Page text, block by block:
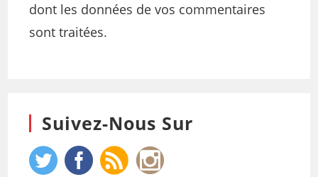
dont les données de vos commentaires
sont traitées.
Suivez-Nous Sur